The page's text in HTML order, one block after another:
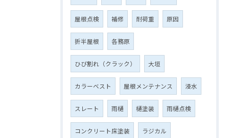
屋根点検 補修 耐荷重 原因
折半屋根 各務原
ひび割れ（クラック） 大垣
カラーベスト 屋根メンテナンス 浸水
スレート 雨樋 樋塗装 雨樋点検
コンクリート床塗装 ラジカル